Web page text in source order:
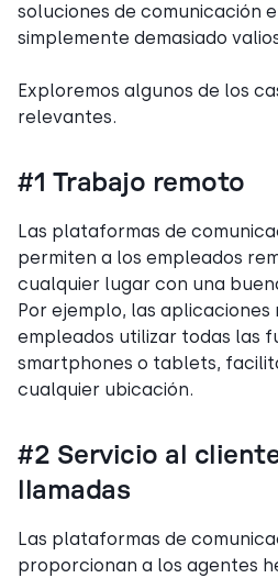
soluciones de comunicación
simplemente demasiado
Exploremos algunos de los
relevantes.
#1 Trabajo remoto
Las plataformas de
permiten a los empleados
cualquier lugar con una
Por ejemplo, las
empleados utilizar todas las
smartphones o tablets,
cualquier ubicación.
#2 Servicio al
llamadas
Las plataformas de
proporcionan a los agentes